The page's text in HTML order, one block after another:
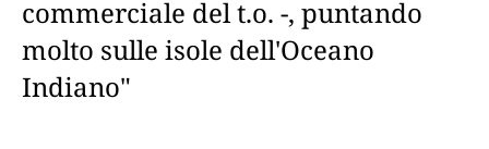
commerciale del t.o. -, puntando
molto sulle isole dell'Oceano
Indiano"